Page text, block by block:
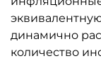
динамично
количество